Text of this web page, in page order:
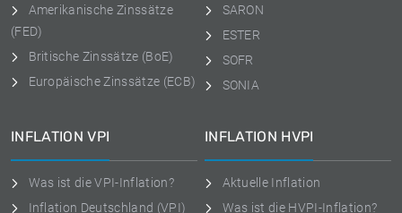
Amerikanische Zinssätze
(FED)
Britische Zinssätze (BoE)
Europäische Zinssätze (ECB)
SARON
ESTER
SOFR
SONIA
INFLATION VPI
Was ist die VPI-Inflation?
Inflation Deutschland (VPI)
INFLATION HVPI
Aktuelle Inflation
Was ist die HVPI-Inflation?